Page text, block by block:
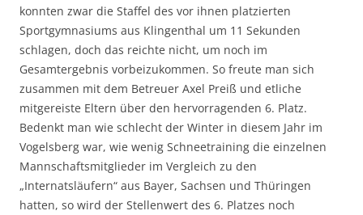
konnten zwar die Staffel des vor ihnen platzierten
Sportgymnasiums aus Klingenthal um 11 Sekunden
schlagen, doch das reichte nicht, um noch im
Gesamtergebnis vorbeizukommen. So freute man sich
zusammen mit dem Betreuer Axel Preiß und etliche
mitgereiste Eltern über den hervorragenden 6. Platz.
Bedenkt man wie schlecht der Winter in diesem Jahr im
Vogelsberg war, wie wenig Schneetraining die einzelnen
Mannschaftsmitglieder im Vergleich zu den
„Internatsläufern“ aus Bayer, Sachsen und Thüringen
hatten, so wird der Stellenwert des 6. Platzes noch